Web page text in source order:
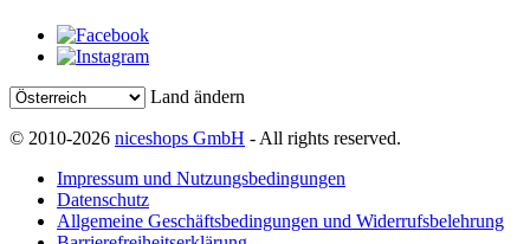
Land ändern
© 2010-2026 niceshops GmbH - All rights reserved.
Impressum und Nutzungsbedingungen
Datenschutz
Allgemeine Geschäftsbedingungen und Widerrufsbelehrung